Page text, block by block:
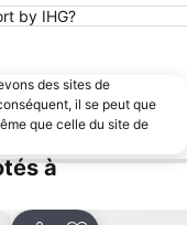
by IHG?
des sites de
il se peut que
que celle du site de
à